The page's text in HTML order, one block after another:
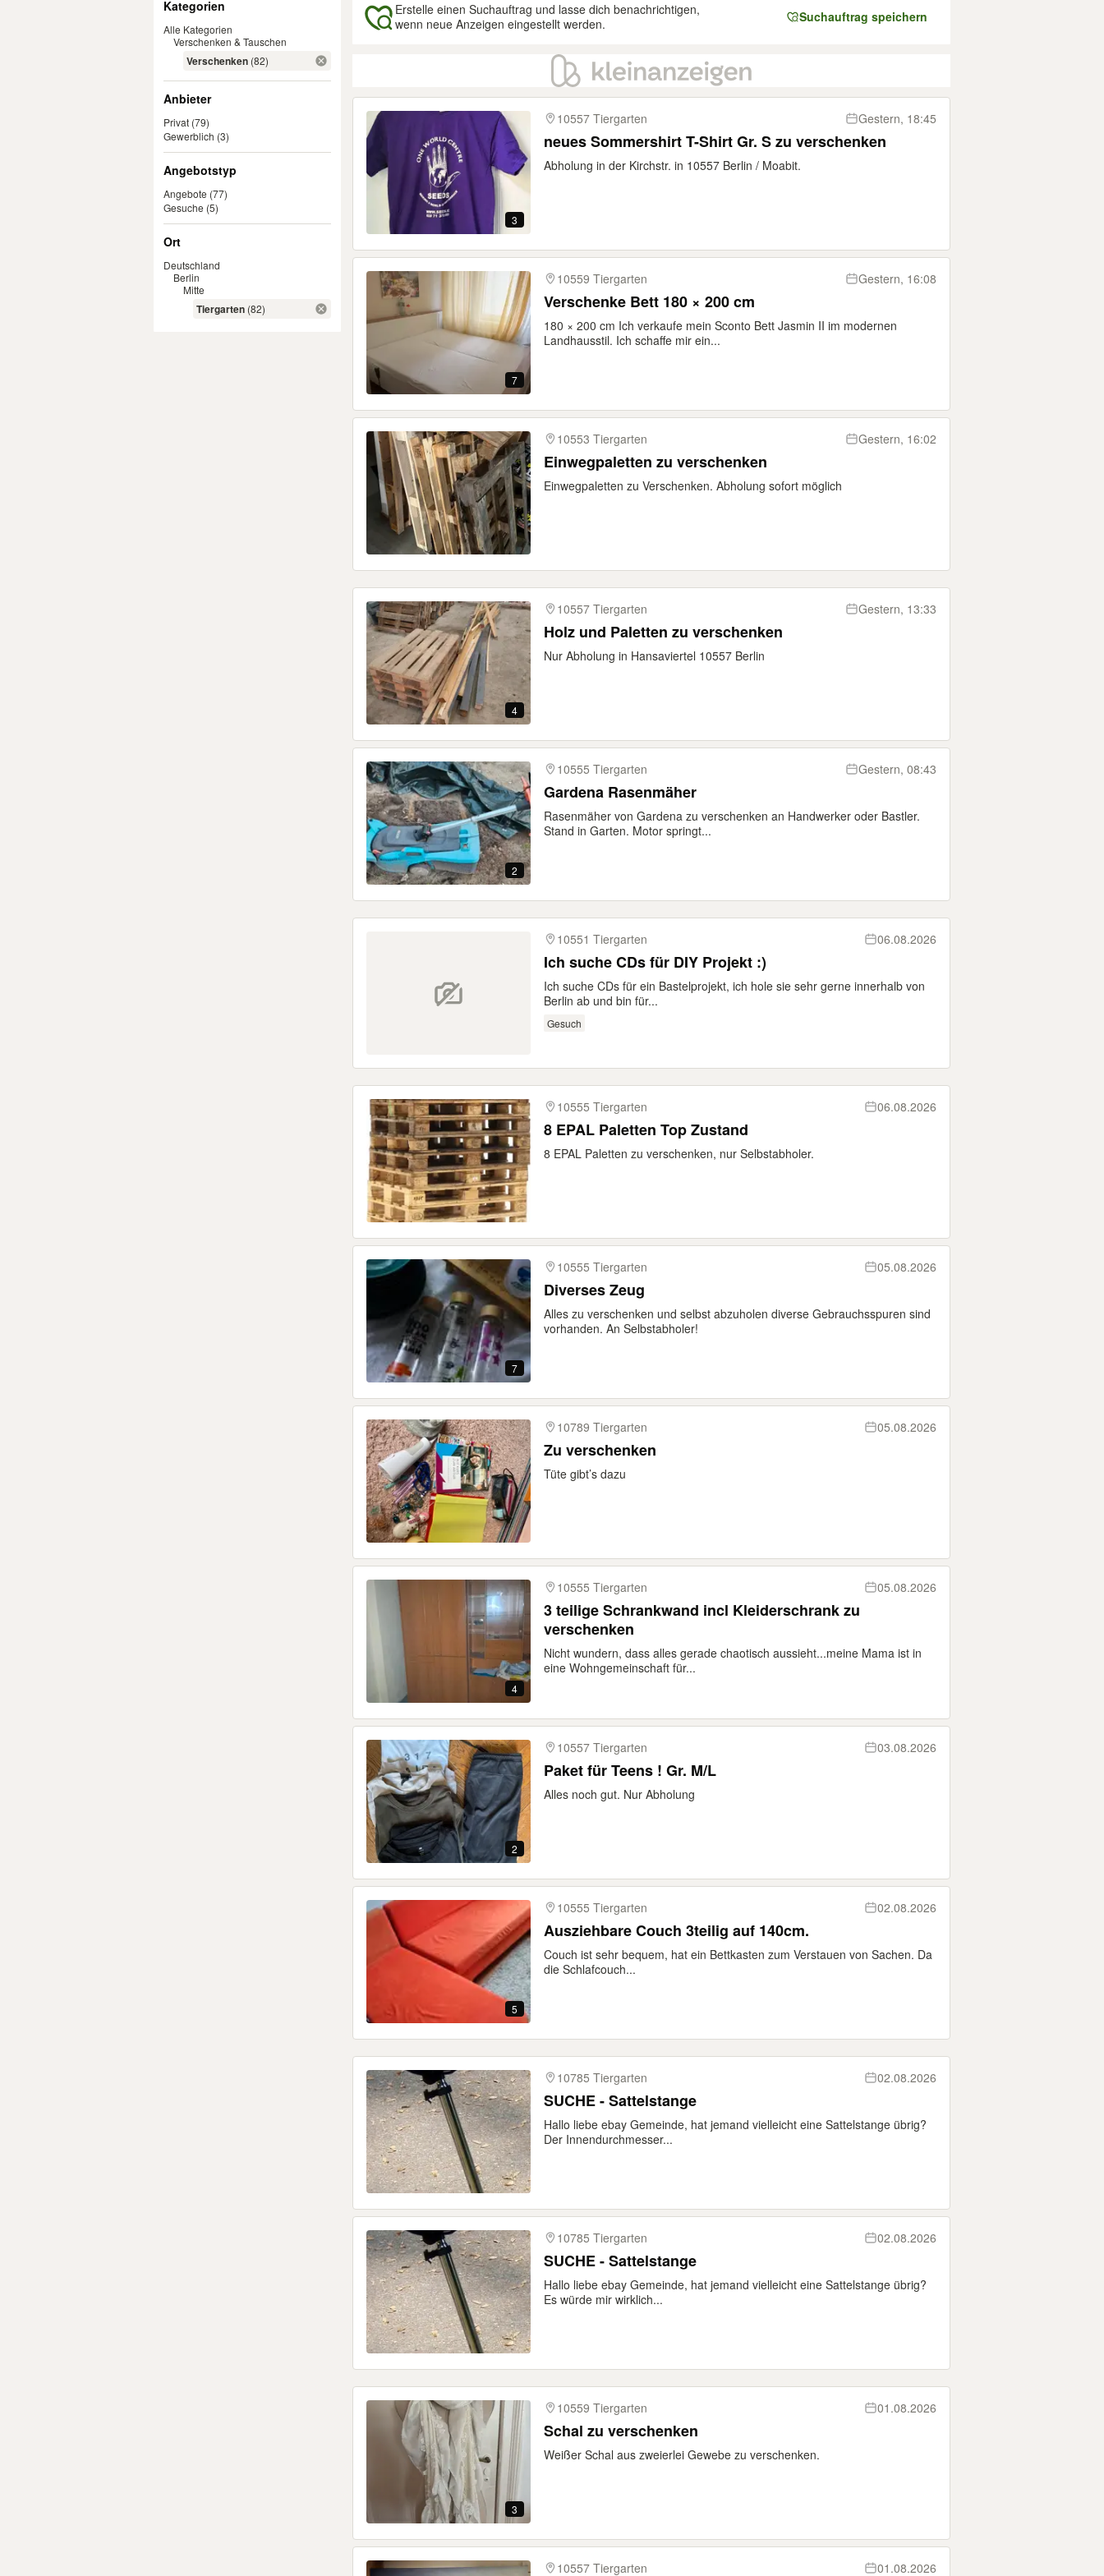
Kategorien
Alle Kategorien
Verschenken & Tauschen
Verschenken (82)
Anbieter
Privat (79)
Gewerblich (3)
Angebotstyp
Angebote (77)
Gesuche (5)
Ort
Deutschland
Berlin
Mitte
Tiergarten (82)
Erstelle einen Suchauftrag und lasse dich benachrichtigen,
wenn neue Anzeigen eingestellt werden.
Suchauftrag speichern
Ergebnisse
3
10557 Tiergarten Gestern, 18:45
neues Sommershirt T-Shirt Gr. S zu verschenken
Abholung in der Kirchstr. in 10557 Berlin / Moabit.
7
10559 Tiergarten Gestern, 16:08
Verschenke Bett 180 × 200 cm
180 × 200 cm Ich verkaufe mein Sconto Bett Jasmin II im modernen
Landhausstil. Ich schaffe mir ein...
10553 Tiergarten Gestern, 16:02
Einwegpaletten zu verschenken
Einwegpaletten zu Verschenken. Abholung sofort möglich
4
10557 Tiergarten Gestern, 13:33
Holz und Paletten zu verschenken
Nur Abholung in Hansaviertel 10557 Berlin
2
10555 Tiergarten Gestern, 08:43
Gardena Rasenmäher
Rasenmäher von Gardena zu verschenken an Handwerker oder Bastler.
Stand in Garten. Motor springt...
10551 Tiergarten 06.08.2026
Ich suche CDs für DIY Projekt :)
Ich suche CDs für ein Bastelprojekt, ich hole sie sehr gerne innerhalb von
Berlin ab und bin für...
Gesuch
10555 Tiergarten 06.08.2026
8 EPAL Paletten Top Zustand
8 EPAL Paletten zu verschenken, nur Selbstabholer.
7
10555 Tiergarten 05.08.2026
Diverses Zeug
Alles zu verschenken und selbst abzuholen diverse Gebrauchsspuren sind
vorhanden. An Selbstabholer!
10789 Tiergarten 05.08.2026
Zu verschenken
Tüte gibt’s dazu
4
10555 Tiergarten 05.08.2026
3 teilige Schrankwand incl Kleiderschrank zu
verschenken
Nicht wundern, dass alles gerade chaotisch aussieht...meine Mama ist in
eine Wohngemeinschaft für...
2
10557 Tiergarten 03.08.2026
Paket für Teens ! Gr. M/L
Alles noch gut. Nur Abholung
5
10555 Tiergarten 02.08.2026
Ausziehbare Couch 3teilig auf 140cm.
Couch ist sehr bequem, hat ein Bettkasten zum Verstauen von Sachen. Da
die Schlafcouch...
10785 Tiergarten 02.08.2026
SUCHE - Sattelstange
Hallo liebe ebay Gemeinde, hat jemand vielleicht eine Sattelstange übrig?
Der Innendurchmesser...
10785 Tiergarten 02.08.2026
SUCHE - Sattelstange
Hallo liebe ebay Gemeinde, hat jemand vielleicht eine Sattelstange übrig?
Es würde mir wirklich...
3
10559 Tiergarten 01.08.2026
Schal zu verschenken
Weißer Schal aus zweierlei Gewebe zu verschenken.
10557 Tiergarten 01.08.2026